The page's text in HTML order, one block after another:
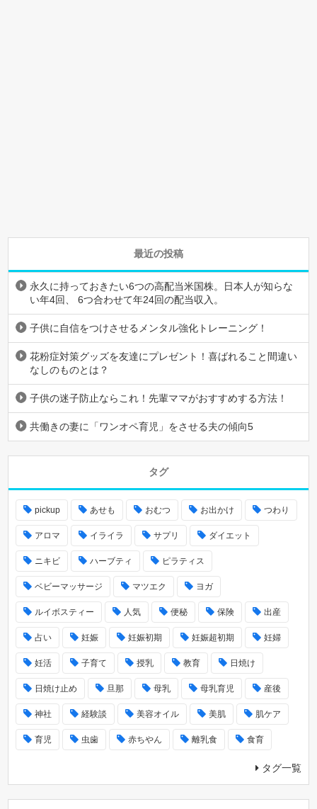
最近の投稿
永久に持っておきたい6つの高配当米国株。日本人が知らな
い年4回、 6つ合わせて年24回の配当収入。
子供に自信をつけさせるメンタル強化トレーニング！
花粉症対策グッズを友達にプレゼント！喜ばれること間違い
なしのものとは？
子供の迷子防止ならこれ！先輩ママがおすすめする方法！
共働きの妻に「ワンオペ育児」をさせる夫の傾向5
タグ
pickup あせも おむつ お出かけ つわり
アロマ イライラ サプリ ダイエット
ニキビ ハーブティ ピラティス
ベビーマッサージ マツエク ヨガ
ルイボスティー 人気 便秘 保険 出産
占い 妊娠 妊娠初期 妊娠超初期 妊婦
妊活 子育て 授乳 教育 日焼け
日焼け止め 旦那 母乳 母乳育児 産後
神社 経験談 美容オイル 美肌 肌ケア
育児 虫歯 赤ちやん 離乳食 食育
タグ一覧